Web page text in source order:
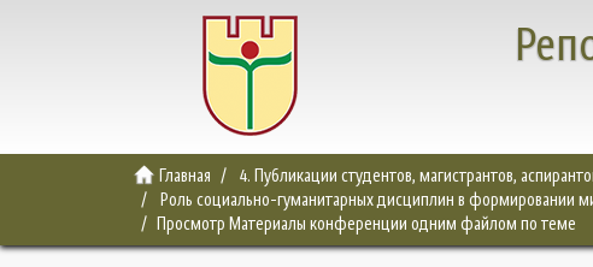
Главная 4. Публикации студентов, магистрантов,
Роль социально-гуманитарных дисциплин в формировании
Просмотр Материалы конференции одним файлом по теме